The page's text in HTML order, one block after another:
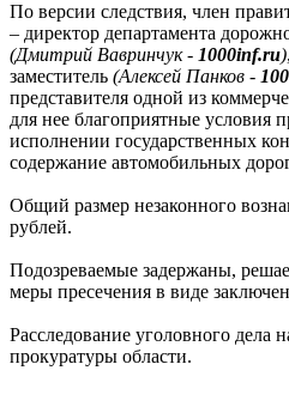
По версии следствия, член
– директор департамента
(Дмитрий Вавринчук - 1000inf.ru)
заместитель (Алексей Панков -
представителя одной из
для нее благоприятные условия
исполнении государственных
содержание автомобильных
Общий размер незаконного
рублей.
Подозреваемые задержаны,
меры пресечения в виде
Расследование уголовного дела
прокуратуры области.